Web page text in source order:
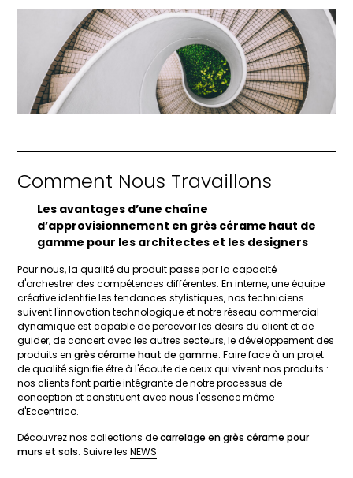
Comment Nous Travaillons
Les avantages d’une chaîne
d’approvisionnement en grès cérame haut de
gamme pour les architectes et les designers
Pour nous, la qualité du produit passe par la capacité
d'orchestrer des compétences différentes. En interne, une équipe
créative identifie les tendances stylistiques, nos techniciens
suivent l'innovation technologique et notre réseau commercial
dynamique est capable de percevoir les désirs du client et de
guider, de concert avec les autres secteurs, le développement des
produits engrès cérame haut de gamme. Faire face à un projet
de qualité signifie être à l'écoute de ceux qui vivent nos produits :
nos clients font partie intégrante de notre processus de
conception et constituent avec nous l'essence même
d'Eccentrico.
Découvrez nos collections decarrelage en grès cérame pour
murs et sols: Suivre lesNEWS